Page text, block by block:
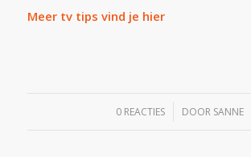
Meer tv tips vind je hier
0 REACTIES
/ DOOR SANNE